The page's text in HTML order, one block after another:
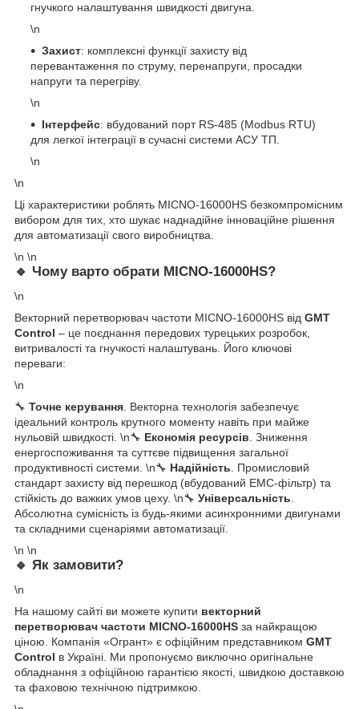
гнучкого налаштування швидкості двигуна.
\n
Захист: комплексні функції захисту від
перевантаження по струму, перенапруги, просадки
напруги та перегріву.
\n
Інтерфейс: вбудований порт RS-485 (Modbus RTU)
для легкої інтеграції в сучасні системи АСУ ТП.
\n
\n
Ці характеристики роблять MICNO-16000HS безкомпромісним
вибором для тих, хто шукає наднадійне інноваційне рішення
для автоматизації свого виробництва.
\n \n
🔹 Чому варто обрати MICNO-16000HS?
\n
Векторний перетворювач частоти MICNO-16000HS від GMT
Control – це поєднання передових турецьких розробок,
витривалості та гнучкості налаштувань. Його ключові
переваги:
\n
🔧 Точне керування . Векторна технологія забезпечує
ідеальний контроль крутного моменту навіть при майже
нульовій швидкості. \n🔧 Економія ресурсів . Зниження
енергоспоживання та суттєве підвищення загальної
продуктивності системи. \n🔧 Надійність . Промисловий
стандарт захисту від перешкод (вбудований ЕМС-фільтр) та
стійкість до важких умов цеху. \n🔧 Універсальність
Абсолютна сумісність із будь-якими асинхронними двигунами
та складними сценаріями автоматизації.
\n \n
🔹 Як замовити?
\n
На нашому сайті ви можете купити векторний
перетворювач частоти MICNO-16000HS за найкращою
ціною. Компанія «Огрант» є офіційним представником GMT
Control в Україні. Ми пропонуємо виключно оригінальне
обладнання з офіційною гарантією якості, швидкою доставкою
та фаховою технічною підтримкою.